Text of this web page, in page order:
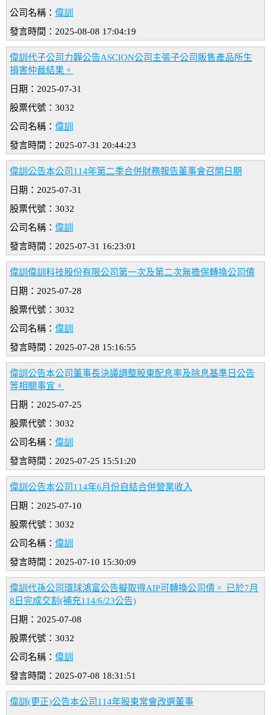
公司名稱： 偉訓
發言時間：2025-08-08 17:04:19
偉訓代子公司力韡公告ASCION公司主張子公司販售產品所生
損害仲裁結果。
日期：2025-07-31
股票代號：3032
公司名稱： 偉訓
發言時間：2025-07-31 20:44:23
偉訓公告本公司114年第二季合併財務報告董事會召開日期
日期：2025-07-31
股票代號：3032
公司名稱： 偉訓
發言時間：2025-07-31 16:23:01
偉訓偉訓科技股份有限公司第一次及第二次無擔保轉換公司債
日期：2025-07-28
股票代號：3032
公司名稱： 偉訓
發言時間：2025-07-28 15:16:55
偉訓公告本公司董事長決議調整股東配息率及除息基準日公告
等相關事宜。
日期：2025-07-25
股票代號：3032
公司名稱： 偉訓
發言時間：2025-07-25 15:51:20
偉訓公告本公司114年6月份自結合併營業收入
日期：2025-07-10
股票代號：3032
公司名稱： 偉訓
發言時間：2025-07-10 15:30:09
偉訓代孫公司環球鴻富公告擬取得AIP可轉換公司債。 已於7月
8日完成交割(補充114/6/23公告)
日期：2025-07-08
股票代號：3032
公司名稱： 偉訓
發言時間：2025-07-08 18:31:51
偉訓(更正)公告本公司114年股東常會改選董事